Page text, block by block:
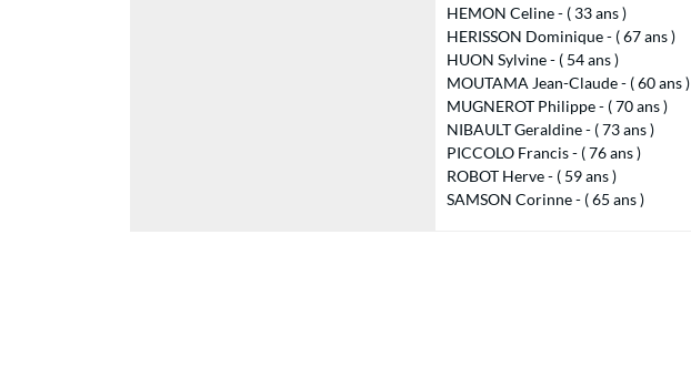
HEMON Celine - ( 33 ans )
HERISSON Dominique - ( 67 ans )
HUON Sylvine - ( 54 ans )
MOUTAMA Jean-Claude - ( 60 ans )
MUGNEROT Philippe - ( 70 ans )
NIBAULT Geraldine - ( 73 ans )
PICCOLO Francis - ( 76 ans )
ROBOT Herve - ( 59 ans )
SAMSON Corinne - ( 65 ans )